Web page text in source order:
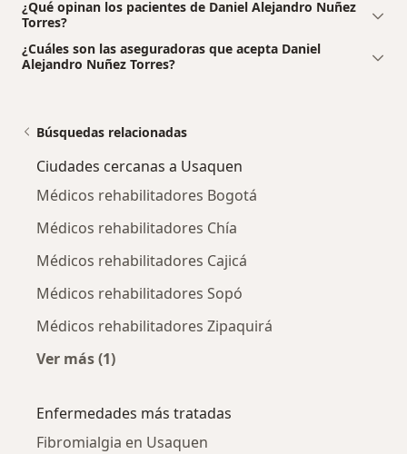
¿Qué opinan los pacientes de Daniel Alejandro Nuñez
Torres?
¿Cuáles son las aseguradoras que acepta Daniel
Alejandro Nuñez Torres?
Búsquedas relacionadas
Ciudades cercanas a Usaquen
Médicos rehabilitadores Bogotá
Médicos rehabilitadores Chía
Médicos rehabilitadores Cajicá
Médicos rehabilitadores Sopó
Médicos rehabilitadores Zipaquirá
Ver más (1)
Enfermedades más tratadas
Fibromialgia en Usaquen